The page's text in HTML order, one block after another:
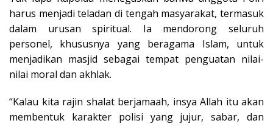
harus menjadi teladan di tengah masyarakat, termasuk
dalam urusan spiritual. Ia mendorong seluruh
personel, khususnya yang beragama Islam, untuk
menjadikan masjid sebagai tempat penguatan nilai-
nilai moral dan akhlak.
“Kalau kita rajin shalat berjamaah, insya Allah itu akan
membentuk karakter polisi yang jujur, sabar, dan